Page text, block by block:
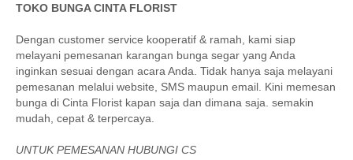
TOKO BUNGA CINTA FLORIST
Dengan customer service kooperatif & ramah, kami siap
melayani pemesanan karangan bunga segar yang Anda
inginkan sesuai dengan acara Anda. Tidak hanya saja melayani
pemesanan melalui website, SMS maupun email. Kini memesan
bunga di Cinta Florist kapan saja dan dimana saja. semakin
mudah, cepat & terpercaya.
UNTUK PEMESANAN HUBUNGI CS